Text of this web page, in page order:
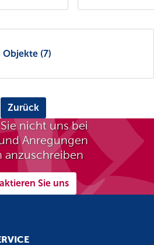
(7)
Zurück
nicht uns bei
Anregungen
anzuschreiben
Sie uns